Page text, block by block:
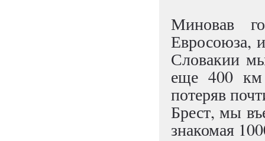
Миновав
Евросоюза,
Словакии
еще 400
потеряв
Брест, мы
знакомая